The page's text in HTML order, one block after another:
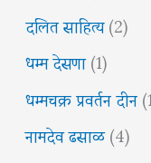
दलित साहित्य(2)
धम्म देसणा(1)
धम्मचक्र प्रवर्तन दीन
नामदेव ढसाळ(4)